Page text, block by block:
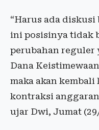
“Harus ada diskusi
ini posisinya tidak
perubahan reguler
Dana
maka akan
kontraksi
ujar Dwi, Jumat